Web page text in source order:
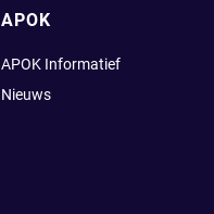
APOK
APOK Informatief
Nieuws